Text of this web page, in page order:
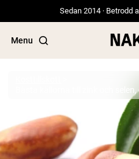
Sedan 2014 · Betrodd
Menu
Populära söktermer
”Protein Powder“
Bästa källorna till zink och